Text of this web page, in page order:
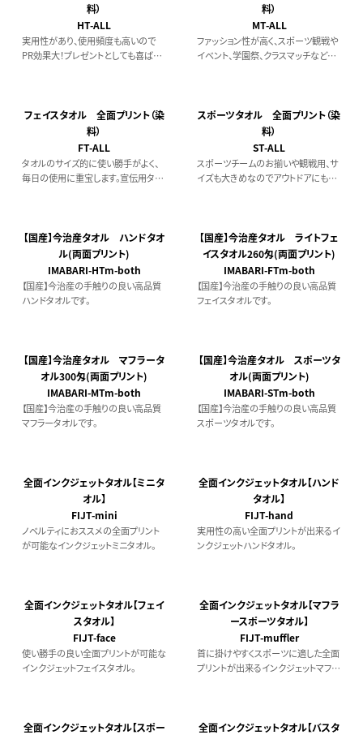
料）
HT-ALL
実用性があり、使用頻度も高いので
PR効果大！プレゼントとしても喜ばれ
料）
MT-ALL
ファッション性が高く、スポーツ観戦や
イベント、学園祭、クラスマッチなどで
フェイスタオル 全面プリント（染
料）
FT-ALL
タオルのサイズ的に使い勝手がよく、
毎日の使用に重宝します。宣伝用タオ
スポーツタオル 全面プリント（染
料）
ST-ALL
スポーツチームのお揃いや観戦用、サ
イズも大きめなのでアウトドアにもよ
【国産】今治産タオル ハンドタオ
ル(両面プリント)
IMABARI-HTm-both
【国産】今治産の手触りの良い高品質
ハンドタオルです。
【国産】今治産タオル ライトフェ
イスタオル260匁(両面プリント)
IMABARI-FTm-both
【国産】今治産の手触りの良い高品質
フェイスタオルです。
【国産】今治産タオル マフラータ
オル300匁(両面プリント)
IMABARI-MTm-both
【国産】今治産の手触りの良い高品質
マフラータオルです。
【国産】今治産タオル スポーツタ
オル(両面プリント)
IMABARI-STm-both
【国産】今治産の手触りの良い高品質
スポーツタオルです。
全面インクジェットタオル【ミニタ
オル】
FIJT-mini
ノベルティにおススメの全面プリント
が可能なインクジェットミニタオル。
全面インクジェットタオル【ハンド
タオル】
FIJT-hand
実用性の高い全面プリントが出来るイ
ンクジェットハンドタオル。
全面インクジェットタオル【フェイ
スタオル】
FIJT-face
使い勝手の良い全面プリントが可能な
インクジェットフェイスタオル。
全面インクジェットタオル【マフラ
ースポーツタオル】
FIJT-muffler
首に掛けやすくスポーツに適した全面
プリントが出来るインクジェットマフラ
全面インクジェットタオル【スポー
全面インクジェットタオル【バスタ